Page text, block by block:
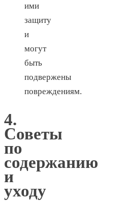
ими
защиту
и
могут
быть
подвержены
повреждениям.
4.
Советы
по
содержанию
и
уходу